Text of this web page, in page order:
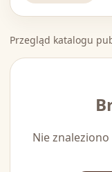
Przegląd katalogu
Nie